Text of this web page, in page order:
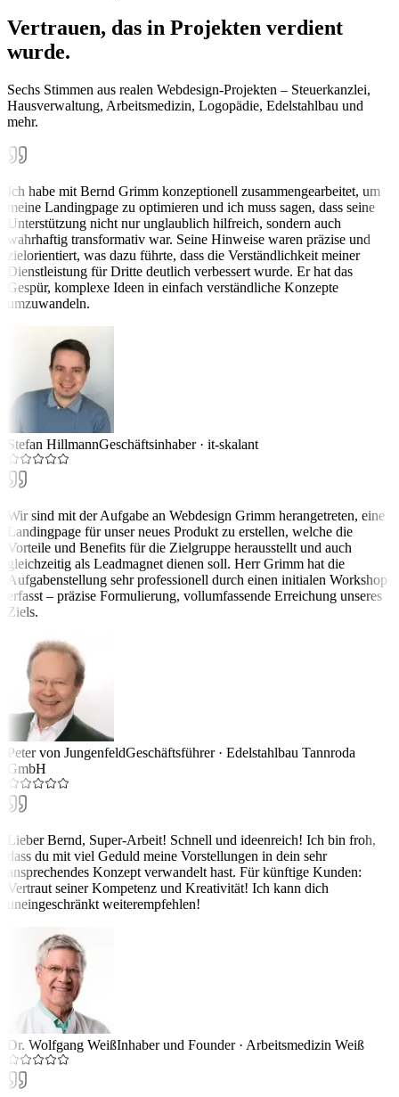
Vertrauen, das in Projekten verdient
wurde.
Sechs Stimmen aus realen Webdesign-Projekten – Steuerkanzlei,
Hausverwaltung, Arbeitsmedizin, Logopädie, Edelstahlbau und
mehr.
Ich habe mit Bernd Grimm konzeptionell zusammengearbeitet, um
meine Landingpage zu optimieren und ich muss sagen, dass seine
Unterstützung nicht nur unglaublich hilfreich, sondern auch
wahrhaftig transformativ war. Seine Hinweise waren präzise und
zielorientiert, was dazu führte, dass die Verständlichkeit meiner
Dienstleistung für Dritte deutlich verbessert wurde. Er hat das
Gespür, komplexe Ideen in einfach verständliche Konzepte
umzuwandeln.
Stefan HillmannGeschäftsinhaber· it-skalant
Wir sind mit der Aufgabe an Webdesign Grimm herangetreten, eine
Landingpage für unser neues Produkt zu erstellen, welche die
Vorteile und Benefits für die Zielgruppe herausstellt und auch
gleichzeitig als Leadmagnet dienen soll. Herr Grimm hat die
Aufgabenstellung sehr professionell durch einen initialen Workshop
erfasst – präzise Formulierung, vollumfassende Erreichung unseres
Ziels.
Peter von JungenfeldGeschäftsführer· Edelstahlbau Tannroda
GmbH
Lieber Bernd, Super-Arbeit! Schnell und ideenreich! Ich bin froh,
dass du mit viel Geduld meine Vorstellungen in dein sehr
ansprechendes Konzept verwandelt hast. Für künftige Kunden:
Vertraut seiner Kompetenz und Kreativität! Ich kann dich
uneingeschränkt weiterempfehlen!
Dr. Wolfgang WeißInhaber und Founder· Arbeitsmedizin Weiß